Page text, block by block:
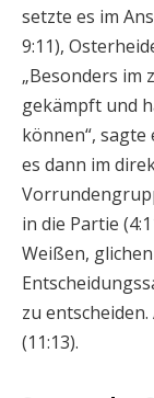
setzte es im
9:11),
„Besonders im
gekämpft und
können“, sagte
es dann im
in die Partie
Weißen,
zu
(11:13).